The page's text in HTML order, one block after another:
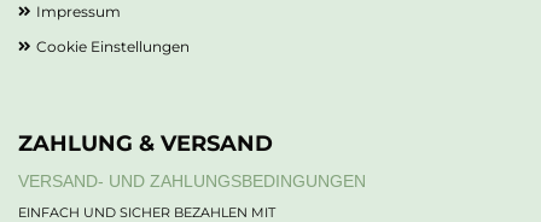
Impressum
Cookie Einstellungen
ZAHLUNG & VERSAND
VERSAND- UND ZAHLUNGSBEDINGUNGEN
EINFACH UND SICHER BEZAHLEN MIT